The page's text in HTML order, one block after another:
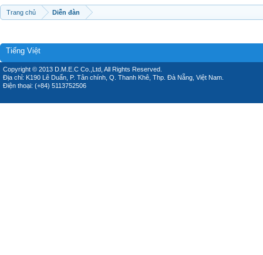
Trang chủ Diễn đàn
Tiếng Việt
Copyright © 2013 D.M.E.C Co.,Ltd, All Rights Reserved.
Địa chỉ: K190 Lê Duẩn, P. Tân chính, Q. Thanh Khê, Thp. Đà Nẵng, Việt Nam.
Điện thoại: (+84) 5113752506